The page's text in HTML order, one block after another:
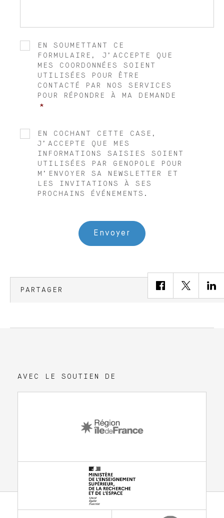
RGPD *
EN SOUMETTANT CE
FORMULAIRE, J’ACCEPTE QUE
MES COORDONNÉES SOIENT
UTILISÉES POUR ÊTRE
CONTACTÉ PAR NOS SERVICES
POUR RÉPONDRE À MA DEMANDE
*
EN COCHANT CETTE CASE,
J’ACCEPTE QUE MES
INFORMATIONS SAISIES SOIENT
UTILISÉES PAR GENOPOLE POUR
M’ENVOYER SA NEWSLETTER ET
LES INVITATIONS À SES
PROCHAINS ÉVÉNEMENTS.
PARTAGER
AVEC LE SOUTIEN DE